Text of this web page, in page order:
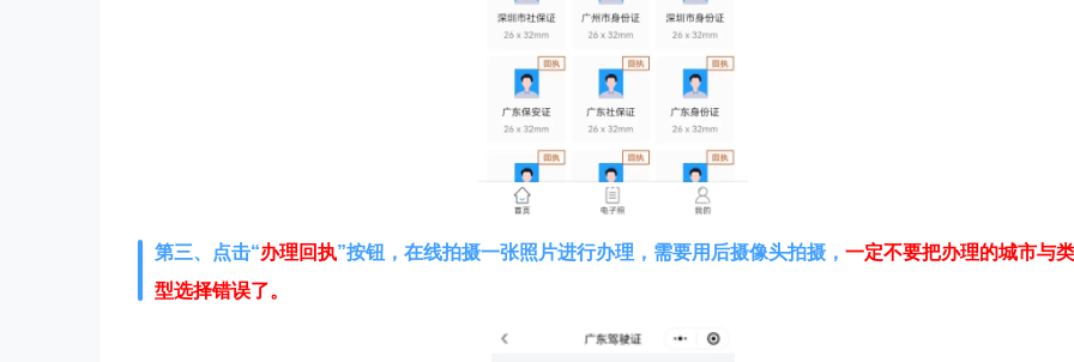
第三、点击“办理回执”按钮，在线拍摄一张照片进行办理，需要用后摄像头拍摄， 一定不要把办理的城市与类
型选择错误了。